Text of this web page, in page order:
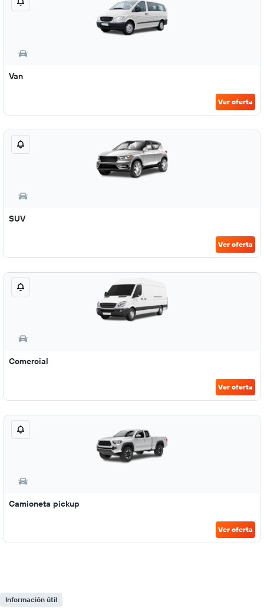
Van
Ver oferta
SUV
Ver oferta
Comercial
Ver oferta
Camioneta pickup
Ver oferta
Información útil